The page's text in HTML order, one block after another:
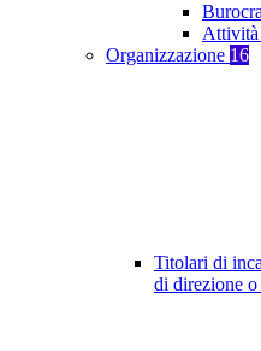
Attività
Organizzazione 16
Titolari di
di direzione